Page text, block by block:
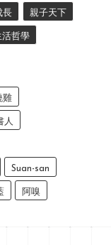
長 親子天下
活哲學
雞
人
Suan-san
阿嗅